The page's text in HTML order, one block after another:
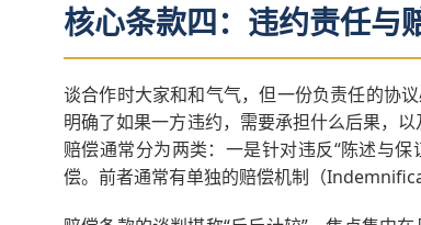
核心条款四：违约责任
谈合作时大家和和气气，但一份负责任的协
明确了如果一方违约，需要承担什么后果，
赔偿通常分为两类：一是针对违反“陈述与
偿。前者通常有单独的赔偿机制（